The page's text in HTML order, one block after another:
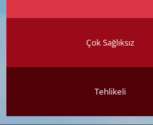
Çok Sağlıksız
Tehlikeli